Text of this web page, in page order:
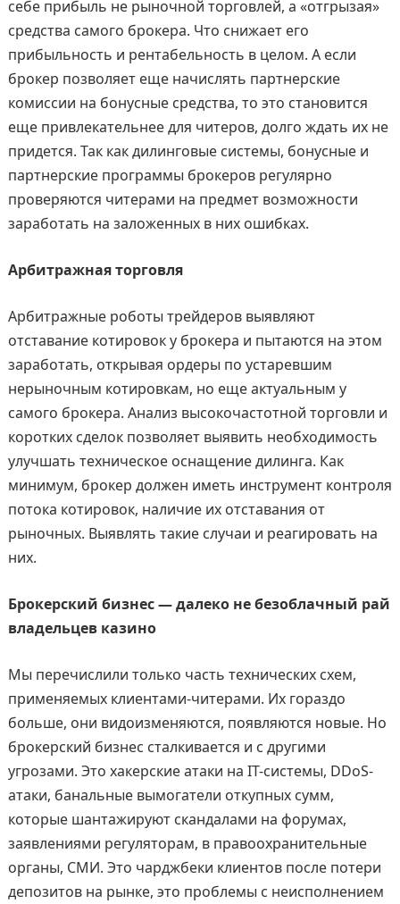
себе прибыль не рыночной торговлей, а «отгрызая»
средства самого брокера. Что снижает его
прибыльность и рентабельность в целом. А если
брокер позволяет еще начислять партнерские
комиссии на бонусные средства, то это становится
еще привлекательнее для читеров, долго ждать их не
придется. Так как дилинговые системы, бонусные и
партнерские программы брокеров регулярно
проверяются читерами на предмет возможности
заработать на заложенных в них ошибках.
Арбитражная торговля
Арбитражные роботы трейдеров выявляют
отставание котировок у брокера и пытаются на этом
заработать, открывая ордеры по устаревшим
нерыночным котировкам, но еще актуальным у
самого брокера. Анализ высокочастотной торговли и
коротких сделок позволяет выявить необходимость
улучшать техническое оснащение дилинга. Как
минимум, брокер должен иметь инструмент контроля
потока котировок, наличие их отставания от
рыночных. Выявлять такие случаи и реагировать на
них.
Брокерский бизнес — далеко не безоблачный рай
владельцев казино
Мы перечислили только часть технических схем,
применяемых клиентами-читерами. Их гораздо
больше, они видоизменяются, появляются новые. Но
брокерский бизнес сталкивается и с другими
угрозами. Это хакерские атаки на IT-системы, DDoS-
атаки, банальные вымогатели откупных сумм,
которые шантажируют скандалами на форумах,
заявлениями регуляторам, в правоохранительные
органы, СМИ. Это чарджбеки клиентов после потери
депозитов на рынке, это проблемы с неисполнением